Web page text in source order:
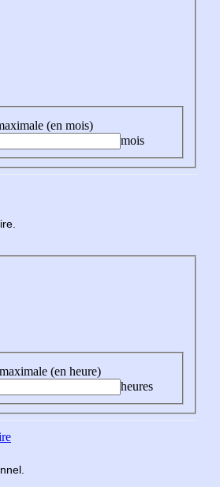
(en mois)
mois
(en heure)
heures